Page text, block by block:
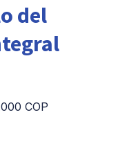
del
COP